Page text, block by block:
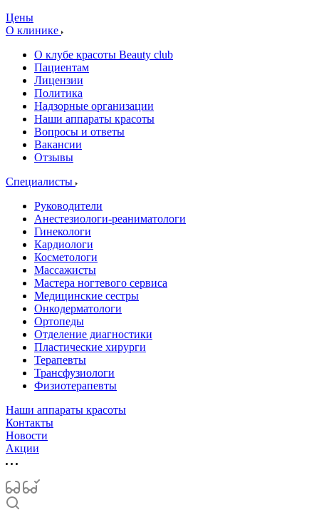
Цены
О клинике
О клубе красоты Beauty club
Пациентам
Лицензии
Политика
Надзорные организации
Наши аппараты красоты
Вопросы и ответы
Вакансии
Отзывы
Специалисты
Руководители
Анестезиологи-реаниматологи
Гинекологи
Кардиологи
Косметологи
Массажисты
Мастера ногтевого сервиса
Медицинские сестры
Онкодерматологи
Ортопеды
Отделение диагностики
Пластические хирурги
Терапевты
Трансфузиологи
Физиотерапевты
Наши аппараты красоты
Контакты
Новости
Акции